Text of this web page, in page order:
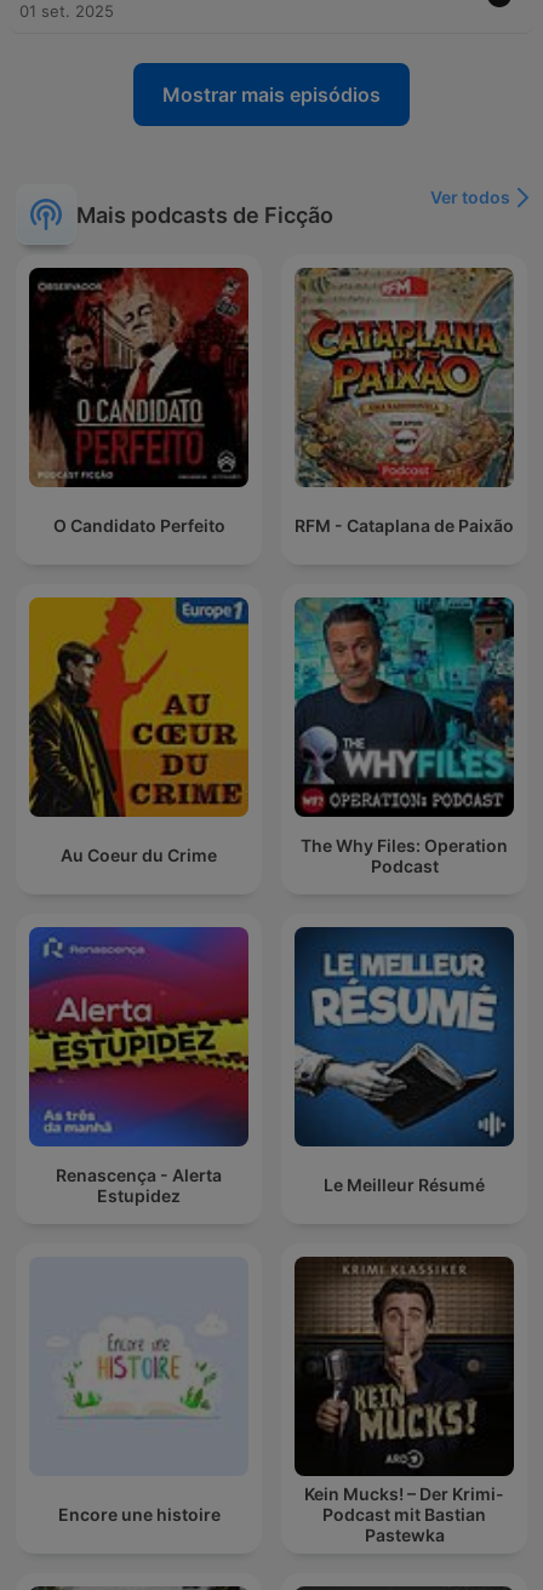
01 set. 2025
Mostrar mais episódios
Mais podcasts de Ficção
Ver todos
O Candidato Perfeito RFM - Cataplana de Paixão
Au Coeur du Crime
The Why Files: Operation
Podcast
Renascença - Alerta
Estupidez
Le Meilleur Résumé
Encore une histoire
Kein Mucks! – Der Krimi-
Podcast mit Bastian
Pastewka